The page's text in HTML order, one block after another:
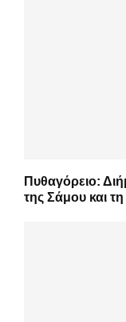
Πυθαγόρειο:
της Σάμου και